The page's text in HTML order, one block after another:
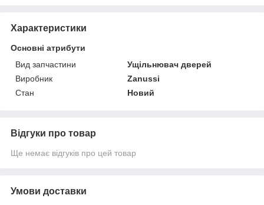
Характеристики
Основні атрибути
Вид запчастини
Ущільнювач дверей
Виробник
Zanussi
Стан
Новий
Відгуки про товар
Ще немає відгуків про цей товар
Умови доставки